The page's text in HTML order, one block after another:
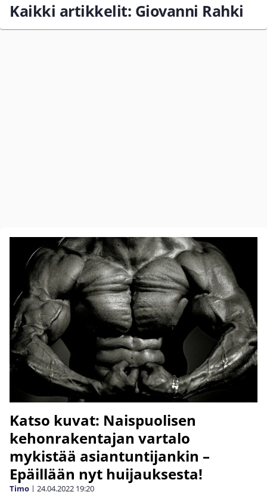
Kaikki artikkelit: Giovanni Rahki
Katso kuvat: Naispuolisen
kehonrakentajan vartalo
mykistää asiantuntijankin –
Epäillään nyt huijauksesta!
Timo | 24.04.2022 19:20